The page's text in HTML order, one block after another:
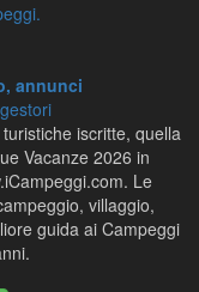
annunci
iscritte, quella
Vacanze 2026 in
Le
villaggio,
guida ai Campeggi